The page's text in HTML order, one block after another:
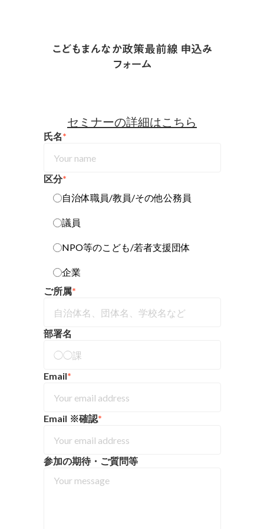
こどもまんなか政策最前線 申込み
フォーム
セミナーの詳細はこちら
氏名*
区分*
自治体職員/教員/その他公務員
議員
NPO等のこども/若者支援団体
企業
ご所属*
部署名
Email*
Email ※確認*
参加の期待・ご質問等